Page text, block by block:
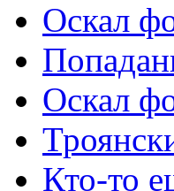
Оскал
Оскал
Кто-то